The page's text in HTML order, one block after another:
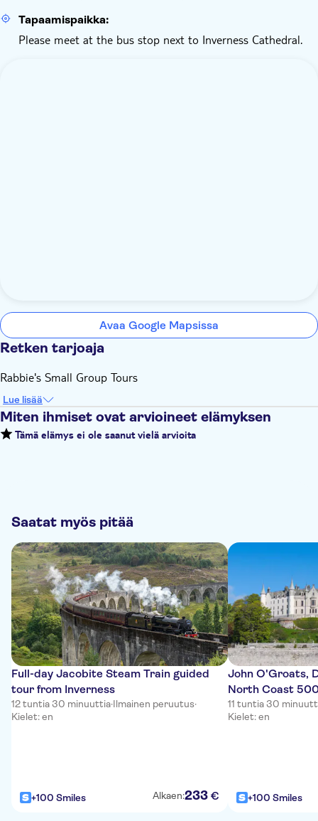
Tapaamispaikka:
Please meet at the bus stop next to Inverness Cathedral.
Avaa Google Mapsissa
Retken tarjoaja
Rabbie's Small Group Tours
Lue lisää
Miten ihmiset ovat arvioineet elämyksen
Tämä elämys ei ole saanut vielä arvioita
Saatat myös pitää
Full-day Jacobite Steam Train guided
tour from Inverness
12 tuntia 30 minuuttia·Ilmainen peruutus·
Kielet: en
+100 Smiles Alkaen:233 €
John O'Groats,
North Coast
11 tuntia 30
Kielet: en
+100 Smiles